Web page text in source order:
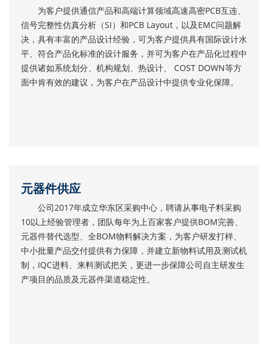
为客户提供通信产品和高端计算领域高速高密PCB互连、
信号完整性仿真分析（SI）和PCB Layout，以及EMC问题解
决，具有丰富的产品设计经验，可为客户提供具有国际设计水
平、符合产品化标准的设计服务，并可为客户在产品化过程中
提供诸如系统划分、机构规划、热设计、 COST DOWN等方
面中肯有效的建议，为客户在产品设计中提供专业化保障。
元器件供应
公司2017年成立华东区采购中心，聘请从事电子料采购
10以上经验管理者，团队每年为上百家客户提供BOM完善、
元器件替代选型、全BOM物料解决方案，为客户研发打样、
中小批量产品交付提供有力保障，并建立新物料试用及测试机
制，IQC进料、来料测试把关，更进一步保障公司自主研发生
产项目的品质及元器件渠道稳定性。